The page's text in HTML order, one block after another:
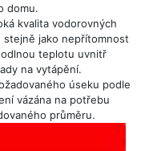
domu.
kvalita vodorovných
stejně jako nepřítomnost
teplotu uvnitř
na vytápění.
úseku podle
vázána na potřebu
průměru.